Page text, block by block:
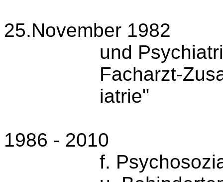
25.November 1982
und
Facharzt-
iatrie"
1986 - 2010
f.